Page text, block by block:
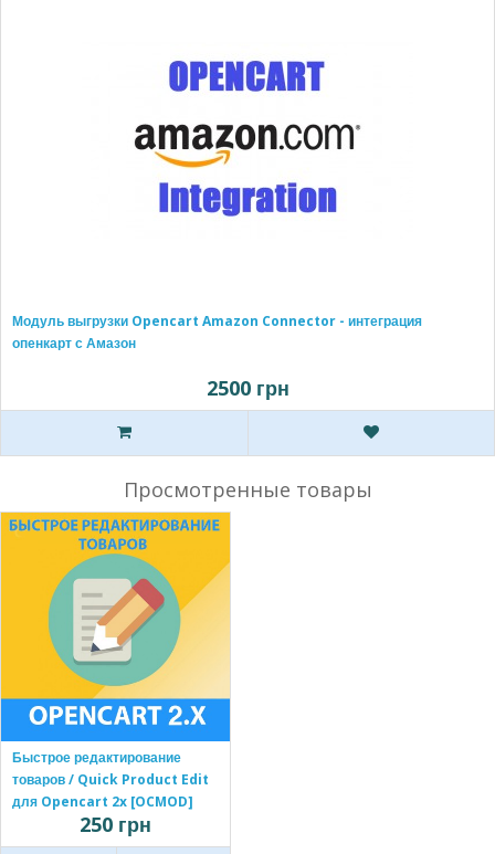
Модуль выгрузки Opencart Amazon Connector - интеграция
опенкарт с Амазон
2500 грн
Просмотренные товары
Быстрое редактирование
товаров / Quick Product Edit
для Opencart 2x [OCMOD]
250 грн